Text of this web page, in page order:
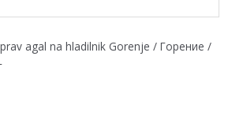
agal na hladilnik Gorenje / Горение /